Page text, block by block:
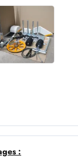
: